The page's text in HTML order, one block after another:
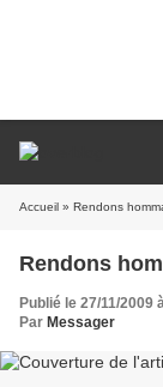
Accueil » Rendons
Rendons
Publié le 27/11/2009
Par Messager